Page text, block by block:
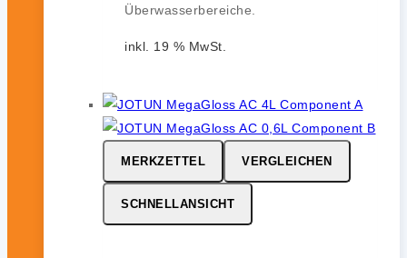
Überwasserbereiche.
inkl. 19 % MwSt.
MERKZETTEL VERGLEICHEN
SCHNELLANSICHT